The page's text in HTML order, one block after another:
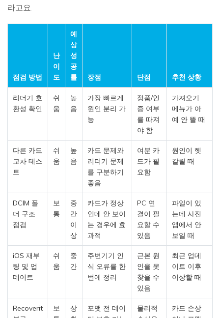
라고요.
점검 방법
난
이
도
예
상
성
공
률
장점 단점 추천 상황
리더기 호
환성 확인
쉬
움
높
음
가장 빠르게
원인 분리 가
능
정품/인
증 여부
를 따져
야 함
가져오기
메뉴가 아
예 안 뜰 때
다른 카드
교차 테스
트
쉬
움
높
음
카드 문제와
리더기 문제
를 구분하기
좋음
여분 카
드가 필
요함
원인이 헷
갈릴 때
DCIM 폴
더 구조
점검
보
통
중
간
이
상
카드가 정상
인데 안 보이
는 경우에 효
과적
PC 연
결이 필
요할 수
있음
파일이 있
는데 사진
앱에서 안
보일 때
iOS 재부
팅 및 업
데이트
쉬
움
중
간
주변기기 인
식 오류를 한
번에 정리
근본 원
인을 못
찾을 수
있음
최근 업데
이트 이후
이상할 때
Recoverit
보
상
포맷 전 데이
물리적
카드 손상